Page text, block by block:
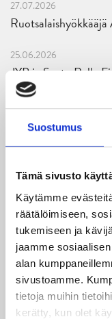
Suostumus
Tämä sivusto
Käytämme
räätälöimiseen,
tukemiseen ja
jaamme
alan
sivustoamme.
tietoja muihin
kerätty, kun olet
27.07.2026
25.06.2026
JYP ja Secto Rally
Liiga-kauden
Reece Newkirk
18.05.2026
Jaatinen ja Liljamo
yhteistyö jatkuu
14.05.2026
Tuore Sveitsin
kahden vuoden